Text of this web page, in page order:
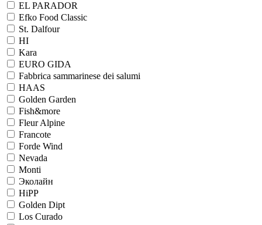
EL PARADOR
Efko Food Сlassic
St. Dalfour
HI
Kara
EURO GIDA
Fabbrica sammarinese dei salumi
HAAS
Golden Garden
Fish&more
Fleur Alpine
Francote
Forde Wind
Nevada
Monti
Эколайн
HiPP
Golden Dipt
Los Curado